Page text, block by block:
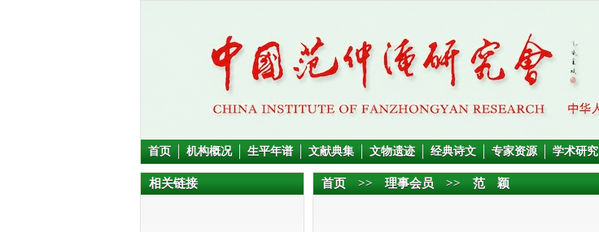
首页 机构概况 生平年谱 文献典集 文物遗迹 经典诗文 专家资源 学术研究
相关链接 首页 >> 理事会员 >> 范 颖